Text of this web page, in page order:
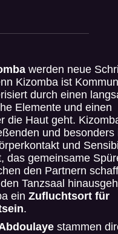
werden neue
Kizomba ist
durch einen
Elemente und einen
die Haut geht.
und besonders
und
das gemeinsame
den Partnern
Tanzsaal
ein Zufluchtsort für
.
stammen